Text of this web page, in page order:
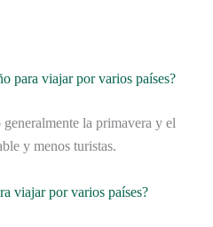
para viajar por varios países?
la primavera y el
y menos turistas.
viajar por varios países?